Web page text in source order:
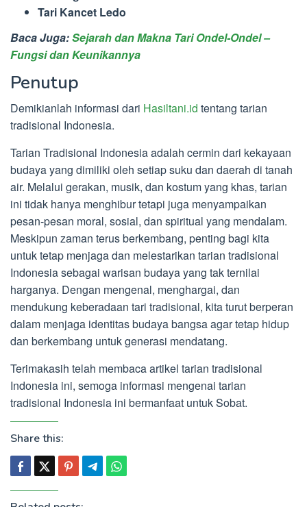
Tari Kancet Ledo
Baca Juga:Sejarah dan Makna Tari Ondel-Ondel –
Fungsi dan Keunikannya
Penutup
Demikianlah informasi dari Hasiltani.id tentang tarian
tradisional Indonesia.
Tarian Tradisional Indonesia adalah cermin dari kekayaan
budaya yang dimiliki oleh setiap suku dan daerah di tanah
air. Melalui gerakan, musik, dan kostum yang khas, tarian
ini tidak hanya menghibur tetapi juga menyampaikan
pesan-pesan moral, sosial, dan spiritual yang mendalam.
Meskipun zaman terus berkembang, penting bagi kita
untuk tetap menjaga dan melestarikan tarian tradisional
Indonesia sebagai warisan budaya yang tak ternilai
harganya. Dengan mengenal, menghargai, dan
mendukung keberadaan tari tradisional, kita turut berperan
dalam menjaga identitas budaya bangsa agar tetap hidup
dan berkembang untuk generasi mendatang.
Terimakasih telah membaca artikel tarian tradisional
Indonesia ini, semoga informasi mengenai tarian
tradisional Indonesia ini bermanfaat untuk Sobat.
Share this: